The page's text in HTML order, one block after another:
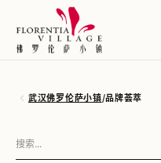
武汉佛罗伦萨小镇/品牌荟萃